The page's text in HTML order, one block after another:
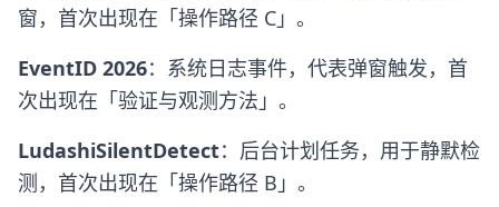
窗，首次出现在「操作路径 C」。
EventID 2026：系统日志事件，代表弹窗触发，首
次出现在「验证与观测方法」。
LudashiSilentDetect：后台计划任务，用于静默检
测，首次出现在「操作路径 B」。